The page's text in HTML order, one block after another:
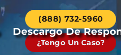
Descargo De
(888) 732-5960
¿Tengo Un Caso?